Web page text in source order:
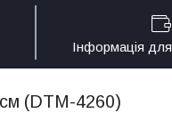
Інформація
(DTM-4260)